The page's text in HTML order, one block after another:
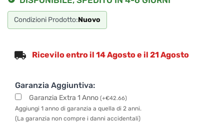
Condizioni Prodotto:Nuovo
Ricevilo entro il 14 Agosto e il 21 Agosto
Garanzia Aggiuntiva:
Garanzia Extra 1 Anno (+€42.66)
Aggiungi 1 anno di garanzia a quella di 2 anni.
(La garanzia non compre i danni accidentali)